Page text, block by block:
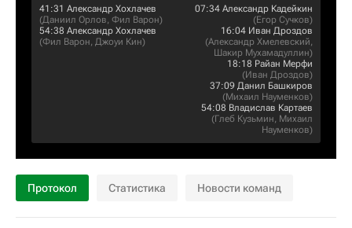
41:31 Александр Хохлачев
(Даниил Орлов, Фил Варон)
54:38 Александр Хохлачев
(Фил Варон, Джоуи Кин)
07:34 Александр Кадейкин
(Егор Сучков)
16:04 Иван Дроздов
(Александр Хмелевский,
Шакир Мухамадуллин)
18:18 Райан Мерфи
(Иван Дроздов)
37:09 Данил Башкиров
(Михаил Науменков)
54:08 Владислав Картаев
(Глеб Кузьмин, Михаил
Науменков)
Протокол Статистика Новости команд